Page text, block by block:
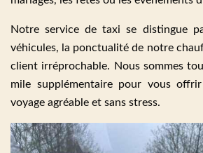
Notre service de taxi se distingue
véhicules, la ponctualité de notre
client irréprochable. Nous sommes
mile supplémentaire pour vous
voyage agréable et sans stress.